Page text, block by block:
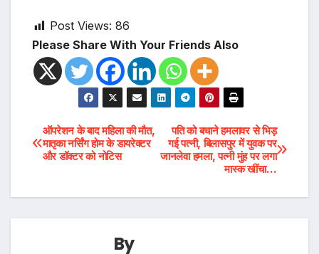
Post Views: 86
Please Share With Your Friends Also
Post
navigation
पति को बचाने हमलावर से भिड़
गई पत्नी, बिलासपुर में युवक पर
जानलेवा हमला, पत्नी मुंह पर लगा
मास्क खींचा…
ऑपरेशन के बाद महिला की मौत,
मातृका नर्सिंग होम के डायरेक्टर
और डॉक्टर को नोटिस
By